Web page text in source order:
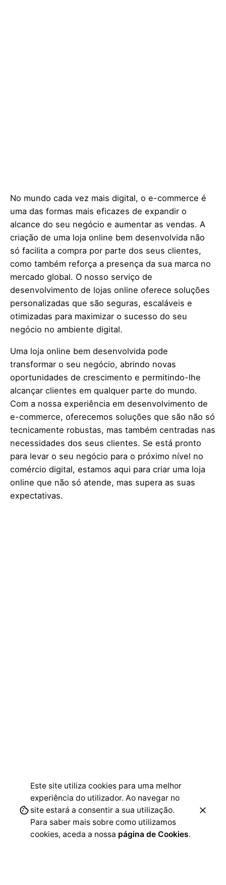
No mundo cada vez mais digital, o e-commerce é
uma das formas mais eficazes de expandir o
alcance do seu negócio e aumentar as vendas. A
criação de uma loja online bem desenvolvida não
só facilita a compra por parte dos seus clientes,
como também reforça a presença da sua marca no
mercado global. O nosso serviço de
desenvolvimento de lojas online oferece soluções
personalizadas que são seguras, escaláveis e
otimizadas para maximizar o sucesso do seu
negócio no ambiente digital.
Uma loja online bem desenvolvida pode
transformar o seu negócio, abrindo novas
oportunidades de crescimento e permitindo-lhe
alcançar clientes em qualquer parte do mundo.
Com a nossa experiência em desenvolvimento de
e-commerce, oferecemos soluções que são não só
tecnicamente robustas, mas também centradas nas
necessidades dos seus clientes. Se está pronto
para levar o seu negócio para o próximo nível no
comércio digital, estamos aqui para criar uma loja
online que não só atende, mas supera as suas
expectativas.
Este site utiliza cookies para uma melhor
experiência do utilizador. Ao navegar no
site estará a consentir a sua utilização.
Para saber mais sobre como utilizamos
cookies, aceda a nossa página de Cookies.